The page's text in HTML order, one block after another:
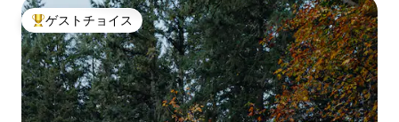
大好評のゲストチョイスです。
ゲストチョイス